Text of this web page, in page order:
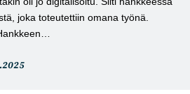
joka toteutettiin omana työnä.